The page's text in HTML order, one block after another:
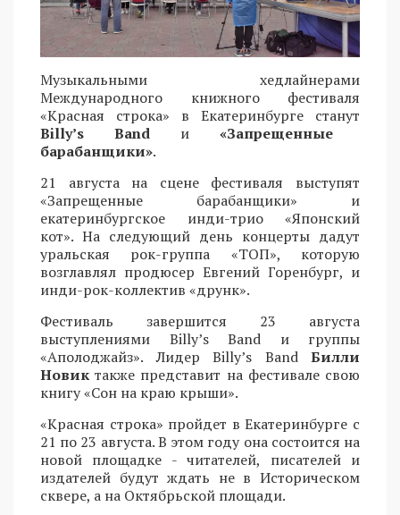
Музыкальными хедлайнерами
Международного книжного фестиваля
«Красная строка» в Екатеринбурге станут
Billy’s Band и «Запрещенные
барабанщики».
21 августа на сцене фестиваля выступят
«Запрещенные барабанщики» и
екатеринбургское инди-трио «Японский
кот». На следующий день концерты дадут
уральская рок-группа «ТОП», которую
возглавлял продюсер Евгений Горенбург, и
инди-рок-коллектив «друнк».
Фестиваль завершится 23 августа
выступлениями Billy’s Band и группы
«Аполоджайз». Лидер Billy’s Band Билли
Новик также представит на фестивале свою
книгу «Сон на краю крыши».
«Красная строка» пройдет в Екатеринбурге с
21 по 23 августа. В этом году она состоится на
новой площадке - читателей, писателей и
издателей будут ждать не в Историческом
сквере, а на Октябрьской площади.